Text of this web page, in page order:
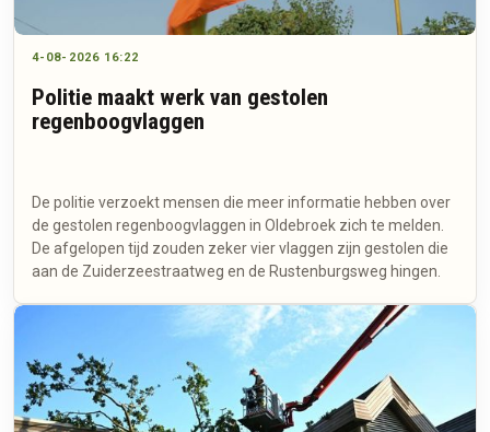
4-08-2026 16:22
Politie maakt werk van gestolen
regenboogvlaggen
De politie verzoekt mensen die meer informatie hebben over
de gestolen regenboogvlaggen in Oldebroek zich te melden.
De afgelopen tijd zouden zeker vier vlaggen zijn gestolen die
aan de Zuiderzeestraatweg en de Rustenburgsweg hingen.